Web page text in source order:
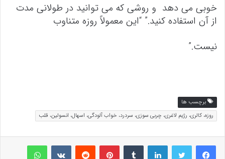
خوبی می دهد و روشی که می توانید در طولانی مدت
از آن استفاده کنید.” “این معمولاً روزه متناوب
نیست.”
برچسب ها
روزه، کالری، رژیم لاغری، چربی سوزی، سردرد، خواب آلودگی، اسهال، انسولین، قلب
لینکداینتامبلر پینتریستReddit
VKontakteواتس آپ